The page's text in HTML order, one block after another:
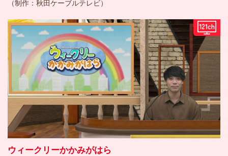
（制作：秋田ケーブルテレビ）
ウィークリーかかみがはら